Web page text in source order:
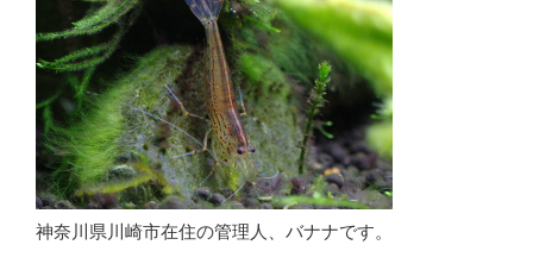
神奈川県川崎市在住の管理人、バナナです。